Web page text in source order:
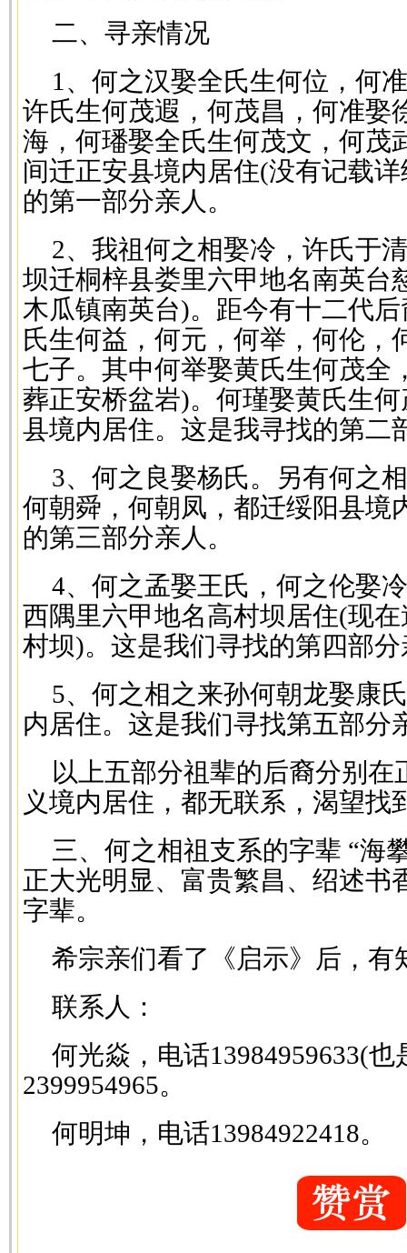
二、寻亲情况
1、何之汉娶全氏生何位，何
许氏生何茂遐，何茂昌，何准娶
海，何璠娶全氏生何茂文，何茂
间迁正安县境内居住(没有记载
的第一部分亲人。
2、我祖何之相娶冷，许氏于
坝迁桐梓县娄里六甲地名南英台
木瓜镇南英台)。距今有十二代
氏生何益，何元，何举，何伦，
七子。其中何举娶黄氏生何茂全
葬正安桥盆岩)。何瑾娶黄氏生
县境内居住。这是我寻找的第二
3、何之良娶杨氏。另有何之
何朝舜，何朝凤，都迁绥阳县境
的第三部分亲人。
4、何之孟娶王氏，何之伦娶
西隅里六甲地名高村坝居住(现
村坝)。这是我们寻找的第四部
5、何之相之来孙何朝龙娶康
内居住。这是我们寻找第五部分
以上五部分祖辈的后裔分别
义境内居住，都无联系，渴望找
三、何之相祖支系的字辈 “海
正大光明显、富贵繁昌、绍述书
字辈。
希宗亲们看了《启示》后，有
联系人：
何光焱，电话13984959633(
2399954965。
何明坤，电话13984922418。